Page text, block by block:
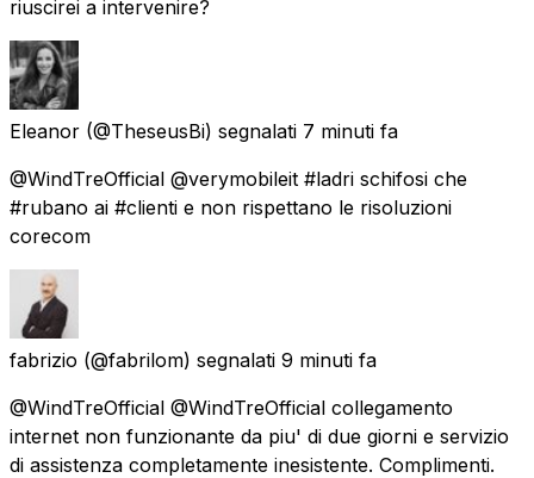
riuscirei a intervenire?
Eleanor (@TheseusBi) segnalati 7 minuti fa
@WindTreOfficial @verymobileit #ladri schifosi che
#rubano ai #clienti e non rispettano le risoluzioni
corecom
fabrizio (@fabrilom) segnalati 9 minuti fa
@WindTreOfficial @WindTreOfficial collegamento
internet non funzionante da piu' di due giorni e servizio
di assistenza completamente inesistente. Complimenti.